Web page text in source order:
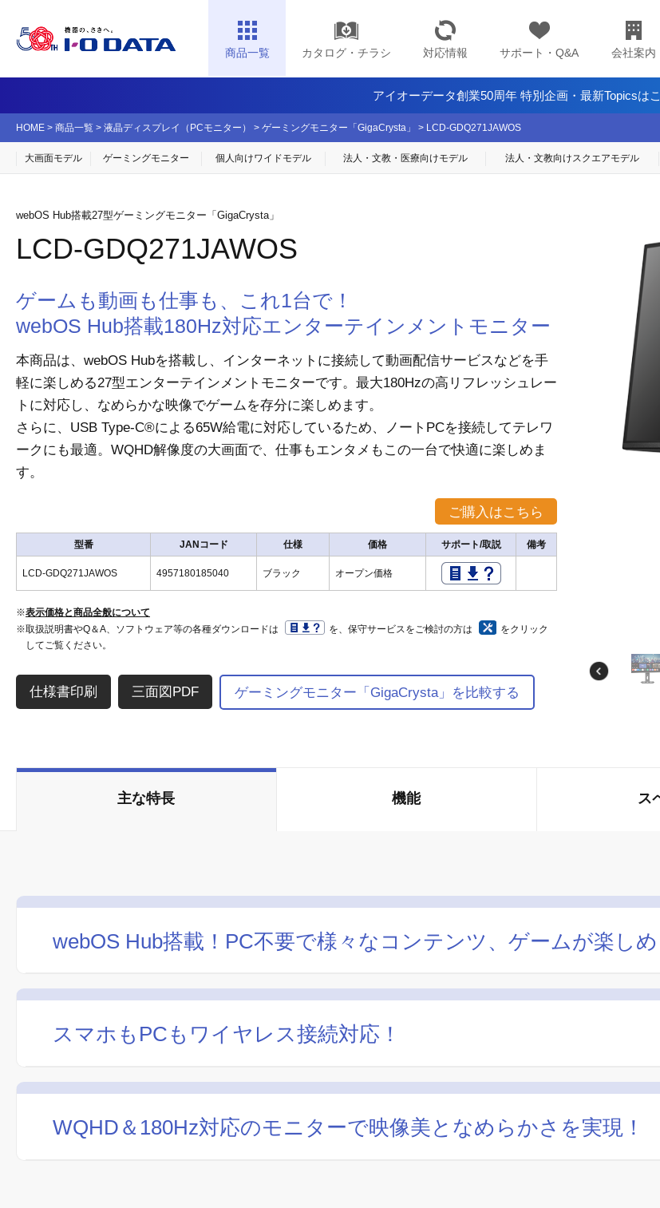
商品一覧 カタログ・チラシ 対応情報 サポート・Q&A 会社案内
アイオーデータ創業50周年 特別企画・最新Topicsは
HOME > 商品一覧 > 液晶ディスプレイ（PCモニター） > ゲーミングモニター「GigaCrysta」 > LCD-GDQ271JAWOS
大画面モデル ゲーミングモニター 個人向けワイドモデル 法人・文教・医療向けモデル 法人・文教向けスクエアモデル
webOS Hub搭載27型ゲーミングモニター「GigaCrysta」
LCD-GDQ271JAWOS
ゲームも動画も仕事も、これ1台で！
webOS Hub搭載180Hz対応エンターテインメントモニター
本商品は、webOS Hubを搭載し、インターネットに接続して動画配信サービスなどを手
軽に楽しめる27型エンターテインメントモニターです。最大180Hzの高リフレッシュレー
トに対応し、なめらかな映像でゲームを存分に楽しめます。
さらに、USB Type-C®による65W給電に対応しているため、ノートPCを接続してテレワ
ークにも最適。WQHD解像度の大画面で、仕事もエンタメもこの一台で快適に楽しめま
す。
型番 JANコード 仕様 価格 サポート/取説 備考
LCD-GDQ271JAWOS 4957180185040 ブラック オープン価格
※表示価格と商品全般について
※取扱説明書やQ＆A、ソフトウェア等の各種ダウンロードは
を、保守サービスをご検討の方は
をクリック
してご覧ください。
三面図PDF ゲーミングモニター「GigaCrysta」を比較する
主な特長 機能 ス
webOS Hub搭載！PC不要で様々なコンテンツ、ゲームが楽しめ
スマホもPCもワイヤレス接続対応！
WQHD＆180Hz対応のモニターで映像美となめらかさを実現！